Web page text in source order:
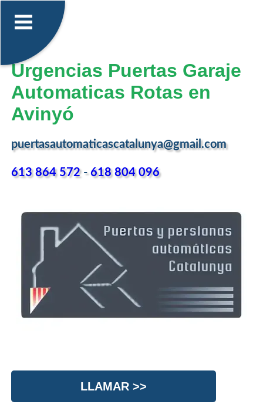
Urgencias Puertas Garaje
Automaticas Rotas en
Avinyó
puertasautomaticascatalunya@gmail.com
613 864 572-618 804 096
LLAMAR >>